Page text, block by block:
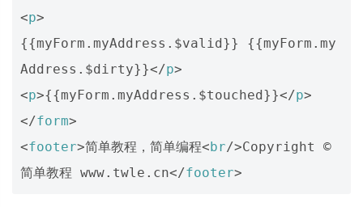
<p>
{{myForm.myAddress.$valid}} {{myForm.my
Address.$dirty}}</p>
<p>{{myForm.myAddress.$touched}}</p>
</form>
<footer>简单教程，简单编程<br/>Copyright ©
简单教程 www.twle.cn</footer>